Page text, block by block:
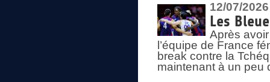
12/07/2026
Les
Après
l’équipe de France
break contre la
maintenant à un peu